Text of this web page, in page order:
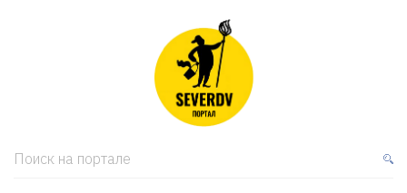
Поиск на портале